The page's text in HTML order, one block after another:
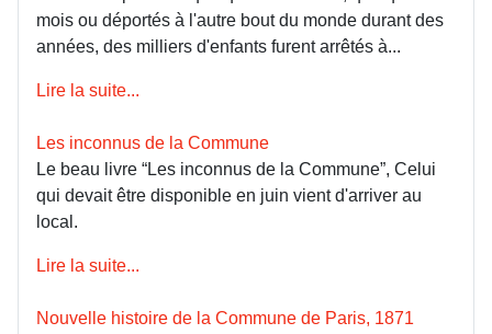
mois ou déportés à l'autre bout du monde durant des
années, des milliers d'enfants furent arrêtés à...
Lire la suite...
Les inconnus de la Commune
Le beau livre “Les inconnus de la Commune”, Celui
qui devait être disponible en juin vient d'arriver au
local.
Lire la suite...
Nouvelle histoire de la Commune de Paris, 1871